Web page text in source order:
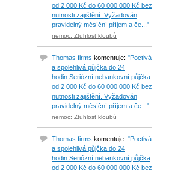
od 2 000 Kč do 60 000 000 Kč bez
nutnosti zajištění. Vyžadován
pravidelný měsíční příjem a če..."
nemoc: Ztuhlost kloubů
Thomas firms komentuje: "Poctivá
a spolehlivá půjčka do 24
hodin.Seriózní nebankovní půjčka
od 2 000 Kč do 60 000 000 Kč bez
nutnosti zajištění. Vyžadován
pravidelný měsíční příjem a če..."
nemoc: Ztuhlost kloubů
Thomas firms komentuje: "Poctivá
a spolehlivá půjčka do 24
hodin.Seriózní nebankovní půjčka
od 2 000 Kč do 60 000 000 Kč bez